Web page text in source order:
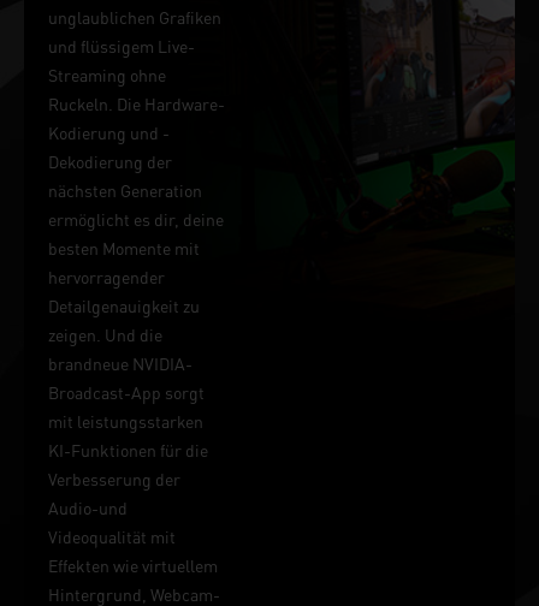
unglaublichen Grafiken
und flüssigem Live-
Streaming ohne
Ruckeln. Die Hardware-
Kodierung und -
Dekodierung der
nächsten Generation
ermöglicht es dir, deine
besten Momente mit
hervorragender
Detailgenauigkeit zu
zeigen. Und die
brandneue NVIDIA-
Broadcast-App sorgt
mit leistungsstarken
KI-Funktionen für die
Verbesserung der
Audio-und
Videoqualität mit
Effekten wie virtuellem
Hintergrund, Webcam-